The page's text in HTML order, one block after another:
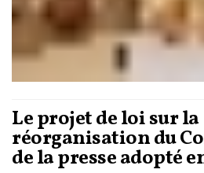
Le projet de loi sur la
réorganisation du
de la presse adopté